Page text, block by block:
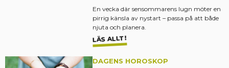
En vecka där sensommarens lugn möter en
pirrig känsla av nystart – passa på att både
njuta och planera.
LÄS ALLT!
DAGENS HOROSKOP